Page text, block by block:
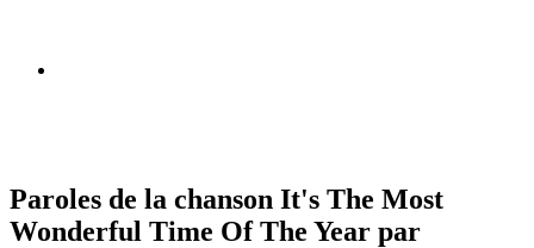
Paroles de la chanson It's The Most
Wonderful Time Of The Year par